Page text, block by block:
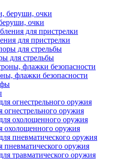
очки
для пристрелки
для стрельбы
флажки безопасности
огнестрельного оружия
охолощенного оружия
пневматического оружия